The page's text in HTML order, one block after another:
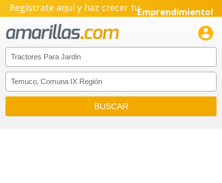
Regístrate aquí y haz crecer tuEmprendimiento!
